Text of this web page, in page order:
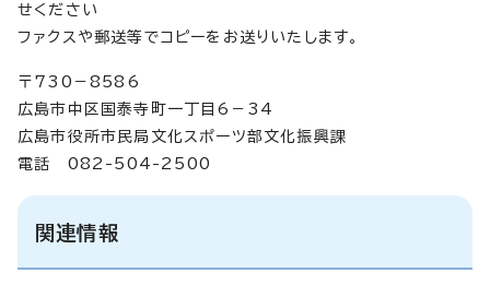
せください
ファクスや郵送等でコピーをお送りいたします。
〒730－8586
広島市中区国泰寺町一丁目6－34
広島市役所市民局文化スポーツ部文化振興課
電話 082-504-2500
関連情報